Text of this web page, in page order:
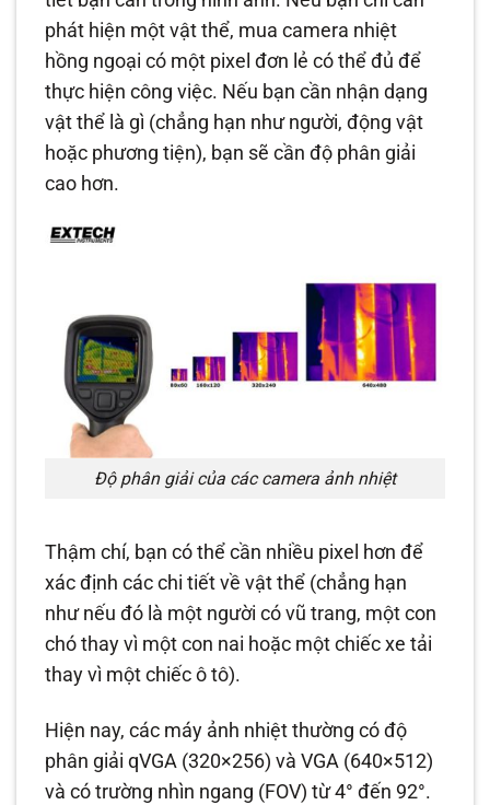
phát hiện một vật thể, mua camera nhiệt
hồng ngoại có một pixel đơn lẻ có thể đủ để
thực hiện công việc. Nếu bạn cần nhận dạng
vật thể là gì (chẳng hạn như người, động vật
hoặc phương tiện), bạn sẽ cần độ phân giải
cao hơn.
Độ phân giải của các camera ảnh nhiệt
Thậm chí, bạn có thể cần nhiều pixel hơn để
xác định các chi tiết về vật thể (chẳng hạn
như nếu đó là một người có vũ trang, một con
chó thay vì một con nai hoặc một chiếc xe tải
thay vì một chiếc ô tô).
Hiện nay, các máy ảnh nhiệt thường có độ
phân giải qVGA (320×256) và VGA (640×512)
và có trường nhìn ngang (FOV) từ 4° đến 92°.